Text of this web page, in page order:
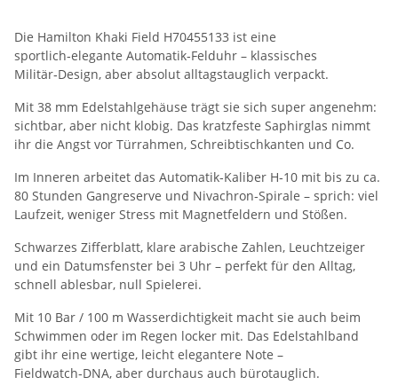
Die Hamilton Khaki Field H70455133 ist eine
sportlich‑elegante Automatik‑Felduhr – klassisches
Militär‑Design, aber absolut alltagstauglich verpackt.
Mit 38 mm Edelstahlgehäuse trägt sie sich super angenehm:
sichtbar, aber nicht klobig. Das kratzfeste Saphirglas nimmt
ihr die Angst vor Türrahmen, Schreibtischkanten und Co.
Im Inneren arbeitet das Automatik‑Kaliber H‑10 mit bis zu ca.
80 Stunden Gangreserve und Nivachron‑Spirale – sprich: viel
Laufzeit, weniger Stress mit Magnetfeldern und Stößen.
Schwarzes Zifferblatt, klare arabische Zahlen, Leuchtzeiger
und ein Datumsfenster bei 3 Uhr – perfekt für den Alltag,
schnell ablesbar, null Spielerei.
Mit 10 Bar / 100 m Wasserdichtigkeit macht sie auch beim
Schwimmen oder im Regen locker mit. Das Edelstahlband
gibt ihr eine wertige, leicht elegantere Note –
Fieldwatch‑DNA, aber durchaus auch bürotauglich.